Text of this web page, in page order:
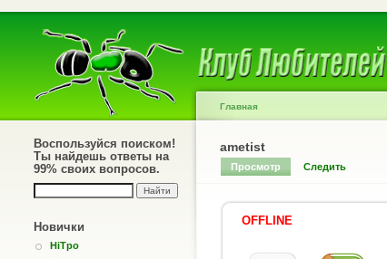
Воспользуйся поиском!
Ты найдешь ответы на
99% своих вопросов.
Новички
HiTpo
Главная
ametist
Просмотр Следить
OFFLINE